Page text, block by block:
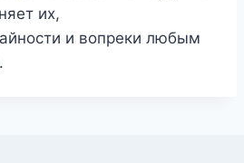
их,
и вопреки любым